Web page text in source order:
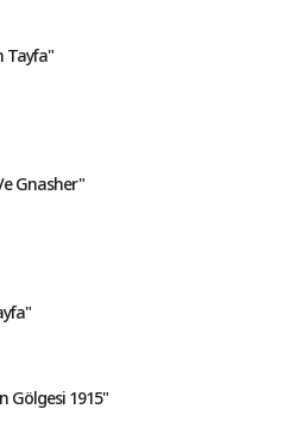
Tayfa"
Gnasher"
Gölgesi 1915"